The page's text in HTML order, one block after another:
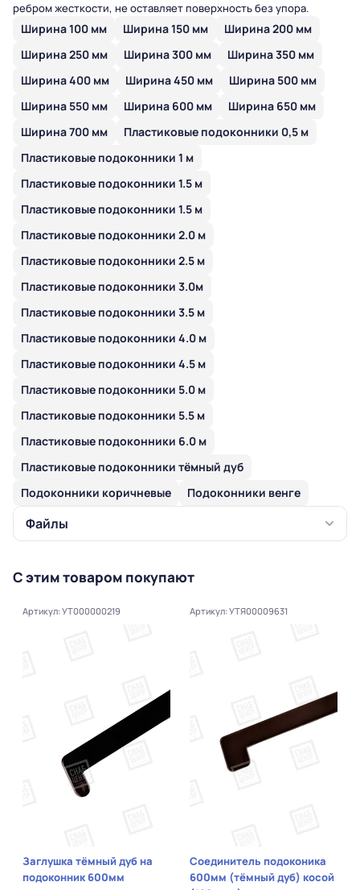
ребром жесткости, не оставляет поверхность без упора.
Ширина 100 мм Ширина 150 мм
Ширина 200 мм
Ширина 250 мм
Ширина 300 мм
Ширина 350 мм
Ширина 400 мм
Ширина 450 мм
Ширина 500 мм
Ширина 550 мм
Ширина 600 мм
Ширина 650 мм
Ширина 700 мм
Пластиковые подоконники 0,5 м
Пластиковые подоконники 1 м
Пластиковые подоконники 1.5 м
Пластиковые подоконники 1.5 м
Пластиковые подоконники 2.0 м
Пластиковые подоконники 2.5 м
Пластиковые подоконники 3.0м
Пластиковые подоконники 3.5 м
Пластиковые подоконники 4.0 м
Пластиковые подоконники 4.5 м
Пластиковые подоконники 5.0 м
Пластиковые подоконники 5.5 м
Пластиковые подоконники 6.0 м
Пластиковые подоконники тёмный дуб
Подоконники коричневые
Подоконники венге
Файлы
С этим товаром покупают
Артикул: УТ000000219
Заглушка тёмный дуб на
подоконник 600мм
Артикул: УТЯ00009631
Соединитель подоконика
600мм (тёмный дуб) косой